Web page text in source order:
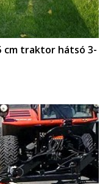
cm traktor hátsó 3-